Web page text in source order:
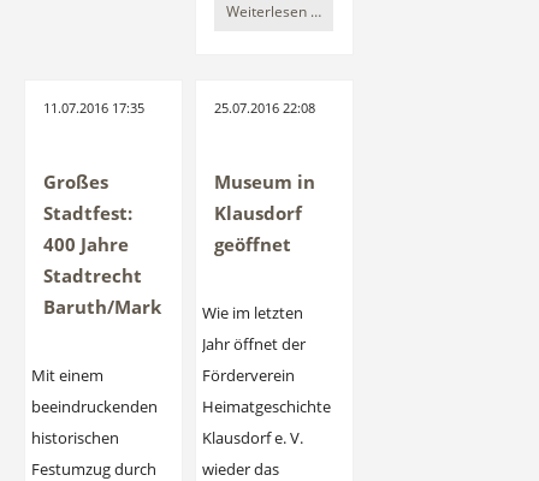
Weiterlesen …
11.07.2016 17:35
Großes
Stadtfest:
400 Jahre
Stadtrecht
Baruth/Mark
Mit einem
beeindruckenden
historischen
Festumzug durch
25.07.2016 22:08
Museum in
Klausdorf
geöffnet
Wie im letzten
Jahr öffnet der
Förderverein
Heimatgeschichte
Klausdorf e. V.
wieder das